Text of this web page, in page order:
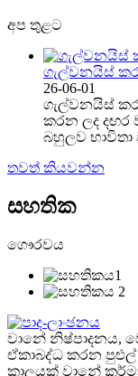
අප තුළට
ගැල්වනයිස්
26-06-01
ගැල්වනයිස්
කරන ලද දඟර
බහුලව
තවත් කියවන්න
සහතික
ගෞරවය
වානේ නිෂ්පාදනය,
ඒකාබද්ධ කරන
කාලයක් වානේ